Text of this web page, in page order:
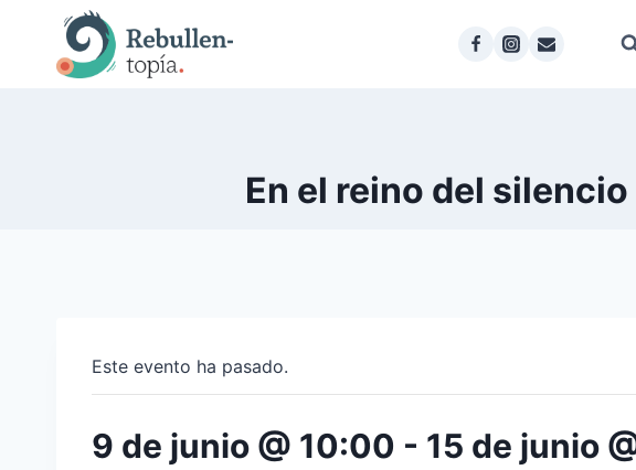
contenido
En el reino del
Este evento ha pasado.
9 de junio @ 10:00 - 15 de junio